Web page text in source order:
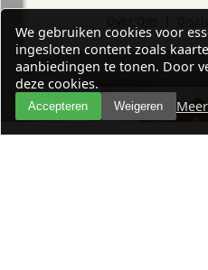
We gebruiken cookies voor
ingesloten content zoals
aanbiedingen te tonen. Door
deze cookies.
Accepteren Weigeren